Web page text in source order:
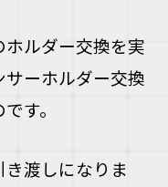
ルダー交換を実
ーホルダー交換
す。
渡しになりま